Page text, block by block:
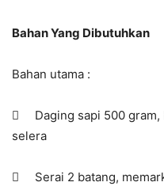
Bahan Yang Dibutuhkan
Bahan utama :
 Daging sapi 500 gram,
selera
 Serai 2 batang,